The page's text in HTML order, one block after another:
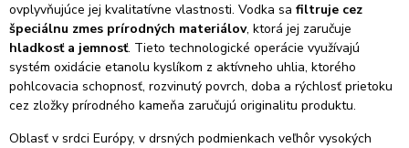
ovplyvňujúce jej kvalitatívne vlastnosti. Vodka sa filtruje cez
špeciálnu zmes prírodných materiálov, ktorá jej zaručuje
hladkosť a jemnosť. Tieto technologické operácie využívajú
systém oxidácie etanolu kyslíkom z aktívneho uhlia, ktorého
pohlcovacia schopnosť, rozvinutý povrch, doba a rýchlosť prietoku
cez zložky prírodného kameňa zaručujú originalitu produktu.
Oblasť v srdci Európy, v drsných podmienkach veľhôr vysokých